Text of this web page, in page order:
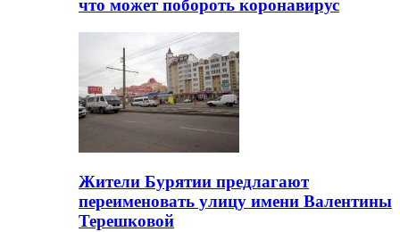
что может побороть коронавирус
Жители Бурятии предлагают
переименовать улицу имени Валентины
Терешковой